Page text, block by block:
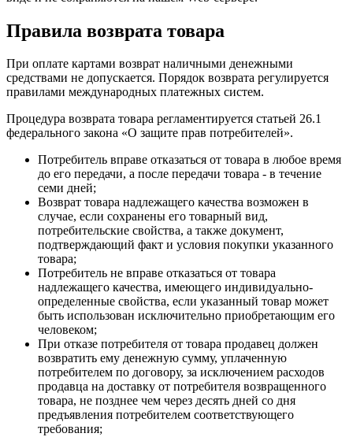
Правила возврата товара
При оплате картами возврат наличными денежными
средствами не допускается. Порядок возврата регулируется
правилами международных платежных систем.
Процедура возврата товара регламентируется статьей 26.1
федерального закона «О защите прав потребителей».
Потребитель вправе отказаться от товара в любое время
до его передачи, а после передачи товара - в течение
семи дней;
Возврат товара надлежащего качества возможен в
случае, если сохранены его товарный вид,
потребительские свойства, а также документ,
подтверждающий факт и условия покупки указанного
товара;
Потребитель не вправе отказаться от товара
надлежащего качества, имеющего индивидуально-
определенные свойства, если указанный товар может
быть использован исключительно приобретающим его
человеком;
При отказе потребителя от товара продавец должен
возвратить ему денежную сумму, уплаченную
потребителем по договору, за исключением расходов
продавца на доставку от потребителя возвращенного
товара, не позднее чем через десять дней со дня
предъявления потребителем соответствующего
требования;